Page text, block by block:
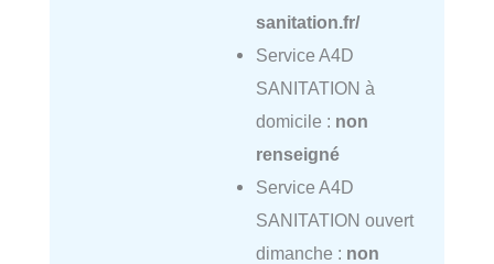
sanitation.fr/
Service A4D
SANITATION à
domicile : non
renseigné
Service A4D
SANITATION ouvert
dimanche : non